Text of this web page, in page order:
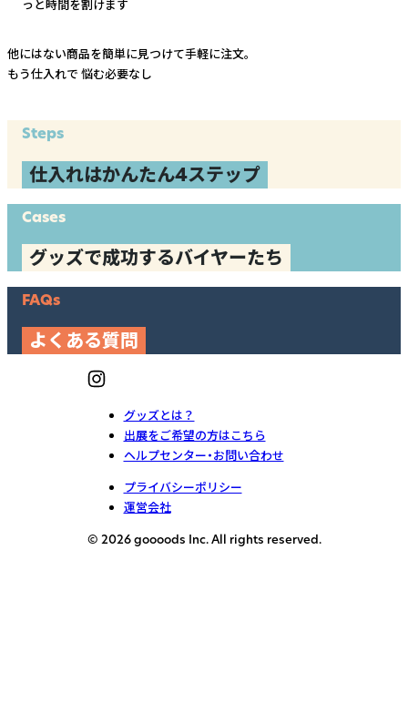
っと時間を割けます
他にはない商品を簡単に見つけて手軽に注文。
もう仕入れで 悩む必要なし
Steps
仕入れはかんたん4ステップ
Cases
グッズで成功するバイヤーたち
FAQs
よくある質問
グッズとは？
出展をご希望の方はこちら
ヘルプセンター・お問い合わせ
プライバシーポリシー
運営会社
© 2026 goooods Inc. All rights reserved.